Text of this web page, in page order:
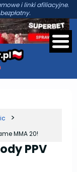
i linki afiliacyjne.
MMA 20!
PPV